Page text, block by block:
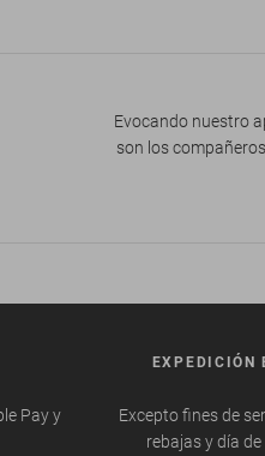
Evocando nuestro
son los
Pay y
EXPEDICIÓN
Excepto fines de
rebajas y día